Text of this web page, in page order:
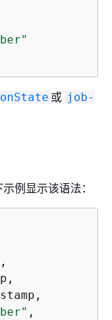
或 job-
例显示该语法：
,